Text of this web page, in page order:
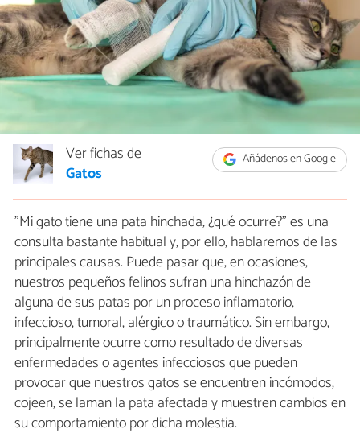
Añádenos en Google
Ver fichas de
Gatos
"Mi gato tiene una pata hinchada, ¿qué ocurre?" es una
consulta bastante habitual y, por ello, hablaremos de las
principales causas. Puede pasar que, en ocasiones,
nuestros pequeños felinos sufran una hinchazón de
alguna de sus patas por un proceso inflamatorio,
infeccioso, tumoral, alérgico o traumático. Sin embargo,
principalmente ocurre como resultado de diversas
enfermedades o agentes infecciosos que pueden
provocar que nuestros gatos se encuentren incómodos,
cojeen, se laman la pata afectada y muestren cambios en
su comportamiento por dicha molestia.